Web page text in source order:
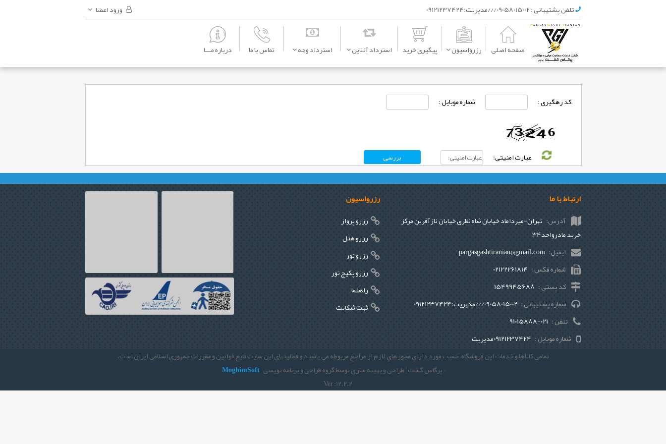
تلفن پشتیبانی :09058015002///مديريت:09121237424 ورود اعضا
صفحه اصلی رزرواسیون پیگیری خرید استرداد آنلاین استرداد وجه تماس با ما درباره مـــا
کد رهگیری : شماره موبایل :
عبارت امنیتی:
ارتباط با ما
آدرس: تهران-میرداماد خیابان شاه نظری خیابان نازآفرین مرکز
خرید مادرواحد34
ایمیل: pargasgashtiranian@gmail.com
شماره فکس : 02122261814
کد پستی : 1549945688
شماره پشتیبانی : 09058015002///مديريت:09121237424
تلفن : 021-91015888
شماره موبایل : 09121237424مديريت
رزرواسیون
رزرو پرواز
رزرو هتل
رزرو تور
رزرو پکیج تور
راهنما
ثبت شکایت
تمامي كالاها و خدمات اين فروشگاه، حسب مورد داراي مجوزهاي لازم از مراجع مربوطه مي باشند و فعاليتهاي اين سايت تابع قوانين و مقررات جمهوري اسلامي ايران است.
© پرگاس گشت | طراحی و بهينه سازی توسط گروه طراحی و برنامه نویسی MoghimSoft
Ver :12.2.2